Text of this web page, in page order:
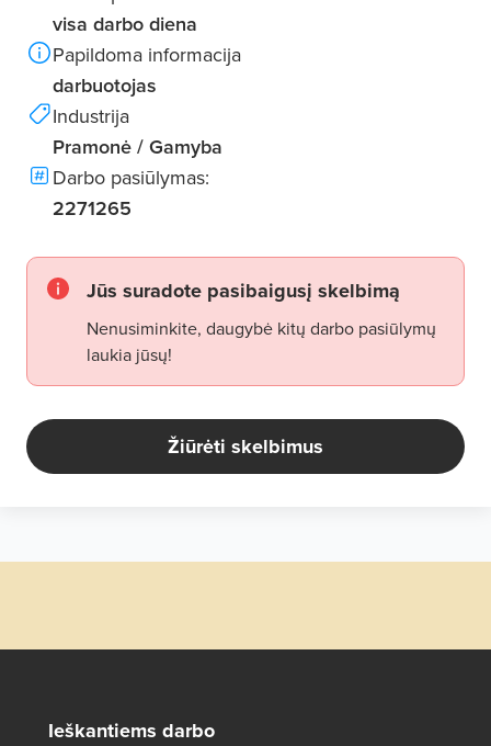
visa darbo diena
Papildoma informacija
darbuotojas
Industrija
Pramonė / Gamyba
Darbo pasiūlymas:
2271265
Jūs suradote pasibaigusį skelbimą
Nenusiminkite, daugybė kitų darbo pasiūlymų
laukia jūsų!
Žiūrėti skelbimus
Ieškantiems darbo